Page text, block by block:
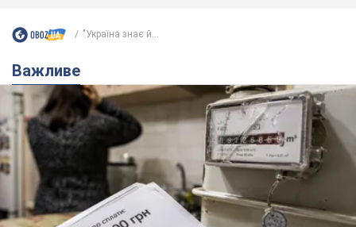
"Україна знає й...
Важливе